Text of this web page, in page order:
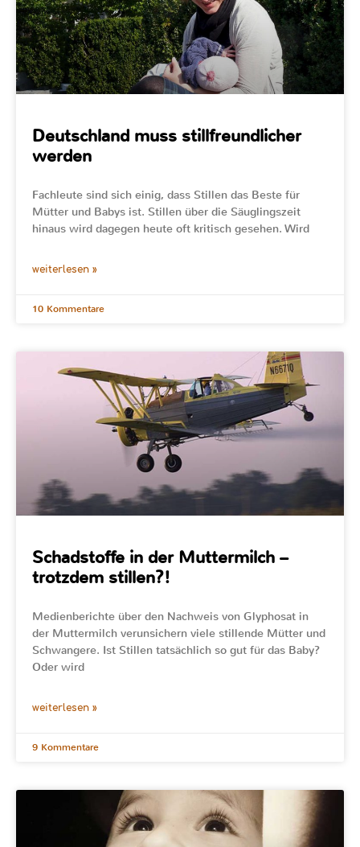
Deutschland muss stillfreundlicher
werden
Fachleute sind sich einig, dass Stillen das Beste für
Mütter und Babys ist. Stillen über die Säuglingszeit
hinaus wird dagegen heute oft kritisch gesehen. Wird
weiterlesen »
10 Kommentare
Schadstoffe in der Muttermilch –
trotzdem stillen?!
Medienberichte über den Nachweis von Glyphosat in
der Muttermilch verunsichern viele stillende Mütter und
Schwangere. Ist Stillen tatsächlich so gut für das Baby?
Oder wird
weiterlesen »
9 Kommentare